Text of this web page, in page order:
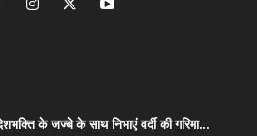
के जज्बे के साथ निभाएं वर्दी की गरिमा...